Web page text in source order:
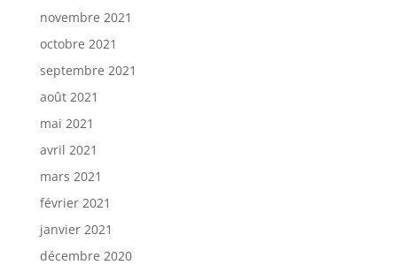
novembre 2021
octobre 2021
septembre 2021
août 2021
mai 2021
avril 2021
mars 2021
février 2021
janvier 2021
décembre 2020